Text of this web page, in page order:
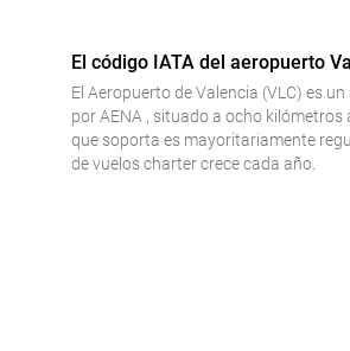
El código IATA del aeropuerto
El Aeropuerto de Valencia (VLC) es
por AENA , situado a ocho
que soporta es mayoritariamente
de vuelos charter crece cada año.